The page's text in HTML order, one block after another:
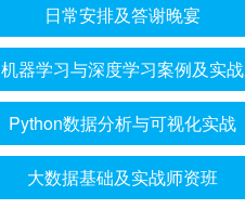
日常安排及答谢晚宴
机器学习与深度学习案例及实战
Python数据分析与可视化实战
大数据基础及实战师资班